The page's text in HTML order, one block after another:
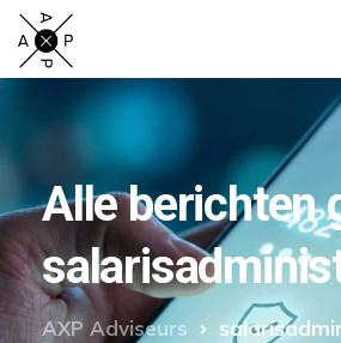
Alle berichten
AXP Adviseurs